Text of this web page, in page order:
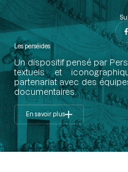
Les perséides
Un dispositif pensé par
textuels et
partenariat avec des
documentaires.
En savoir plus